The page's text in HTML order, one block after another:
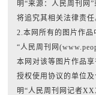
明“来源：人民周刊网
将追究其相关法律责任
2.本网所有的图片作
“人民周刊网
本网对该等图片作品
授权使用协议的单位
明“人民周刊网记者